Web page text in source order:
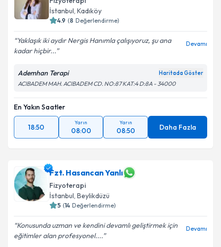
İstanbul, Kadıköy
4.9 (8 Değerlendirme)
Yaklaşık iki aydır Nergis Hanımla çalışıyoruz, şu ana
kadar hiçbir...
Devamı
Ademhan Terapi Haritada Göster
ACIBADEM MAH. ACIBADEM CD. NO:87 KAT:4 D:8A - 34000
En Yakın Saatler
18:50
Yarın
08:00
Yarın
08:50 Daha Fazla
Fzt. Hasancan Yanlı
Fizyoterapi
İstanbul, Beylikdüzü
5 (14 Değerlendirme)
Konusunda uzman ve kendini devamlı geliştirmek için
eğitimler alan profesyonel....
Devamı